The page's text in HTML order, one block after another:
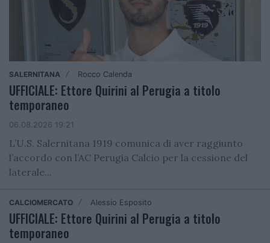
SALERNITANA / Rocco Calenda
UFFICIALE: Ettore Quirini al Perugia a titolo
temporaneo
06.08.2026 19:21
L’U.S. Salernitana 1919 comunica di aver raggiunto
l’accordo con l’AC Perugia Calcio per la cessione del
laterale...
CALCIOMERCATO / Alessio Esposito
UFFICIALE: Ettore Quirini al Perugia a titolo
temporaneo